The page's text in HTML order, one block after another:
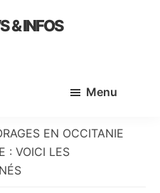
& INFOS
Menu
EN OCCITANIE
: VOICI LES